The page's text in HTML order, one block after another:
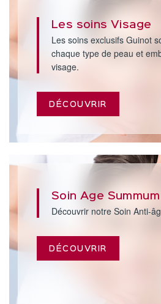
Les soins Visage
Les soins exclusifs Guinot
chaque type de peau et
visage.
DÉCOUVRIR
Soin Age Summum
Découvrir notre Soin Anti-
DÉCOUVRIR